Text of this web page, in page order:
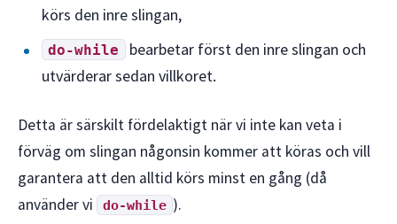
körs den inre slingan,
do-while
bearbetar först den inre slingan och
utvärderar sedan villkoret.
Detta är särskilt fördelaktigt när vi inte kan veta i
förväg om slingan någonsin kommer att köras och vill
garantera att den alltid körs minst en gång (då
använder vi
do-while ).